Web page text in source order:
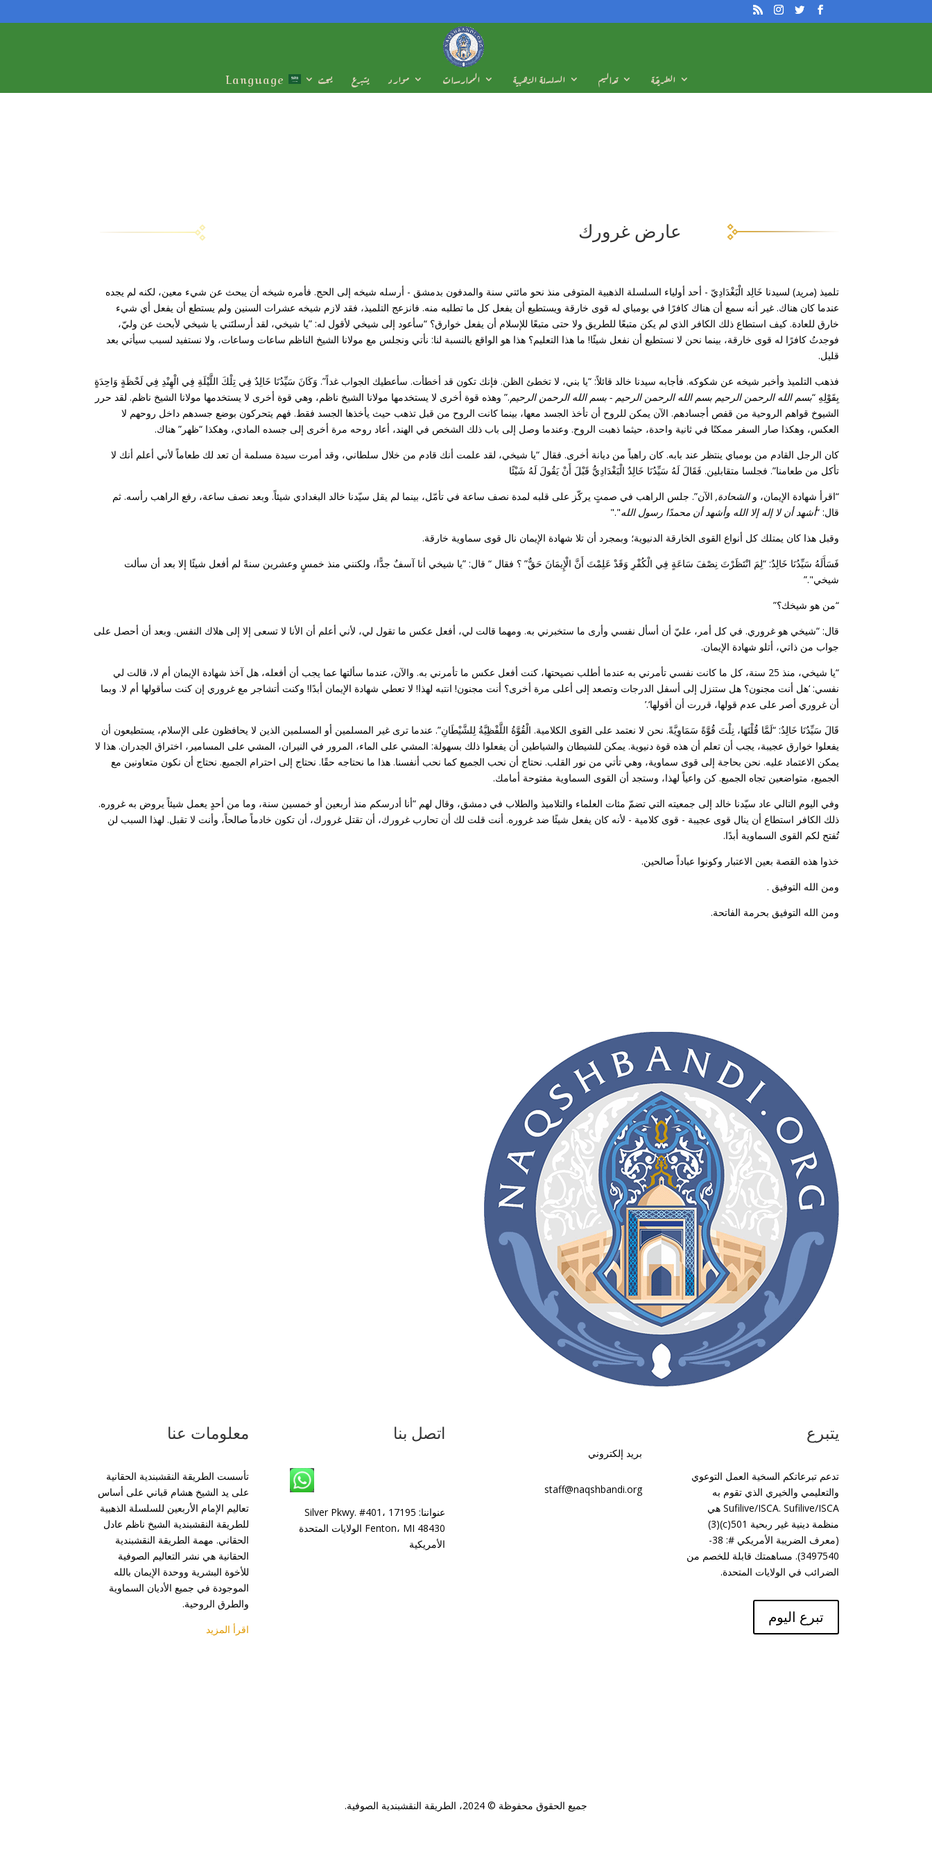
الطريقة تعاليم السلسلة الذهبية الممارسات موارد يتبرع يبحث Language
عارض غرورك
تلميذ (مريد) لسيدنا خَالِد الْبَغْدَادِيّ - أحد أولياء السلسلة الذهبية المتوفى منذ نحو مائتي سنة والمدفون بدمشق - أرسله شيخه إلى الحج. فأمره شيخه أن يبحث عن شيء معين، لكنه لم يجده
عندما كان هناك. غير أنه سمع أن هناك كافرًا في بومباي له قوى خارقة ويستطيع أن يفعل كل ما تطلبه منه. فانزعج التلميذ، فقد لازم شيخه عشرات السنين ولم يستطع أن يفعل أي شيء
خارق للعادة. كيف استطاع ذلك الكافر الذي لم يكن متبعًا للطريق ولا حتى متبعًا للإسلام أن يفعل خوارق؟ “سأعود إلى شيخي لأقول له: ”يا شيخي، لقد أرسلتَني يا شيخي لأبحث عن وليّ،
فوجدتُ كافرًا له قوى خارقة، بينما نحن لا نستطيع أن نفعل شيئًا! ما هذا التعليم؟ هذا هو الواقع بالنسبة لنا: نأتي ونجلس مع مولانا الشيخ الناظم ساعات وساعات، ولا نستفيد لسبب سيأتي بعد
قليل.
فذهب التلميذ وأخبر شيخه عن شكوكه. فأجابه سيدنا خالد قائلاً: “يا بني، لا تخطئ الظن. فإنك تكون قد أخطأت. سأعطيك الجواب غداً”. وَكَانَ سَيِّدُنَا خَالِدٌ فِي تِلْكَ اللَّيْلَةِ فِي الْهِنْدِ فِي لَحْظَةٍ وَاحِدَةٍ
بِقَوْلِهِ “بسم الله الرحمن الرحيم بسم الله الرحمن الرحيم - بسم الله الرحمن الرحيم.” وهذه قوة أخرى لا يستخدمها مولانا الشيخ ناظم، وهي قوة أخرى لا يستخدمها مولانا الشيخ ناظم. لقد حرر
الشيوخ قواهم الروحية من قفص أجسادهم. الآن يمكن للروح أن تأخذ الجسد معها، بينما كانت الروح من قبل تذهب حيث يأخذها الجسد فقط. فهم يتحركون بوضع جسدهم داخل روحهم لا
العكس، وهكذا صار السفر ممكنًا في ثانية واحدة، حيثما ذهبت الروح. وعندما وصل إلى باب ذلك الشخص في الهند، أعاد روحه مرة أخرى إلى جسده المادي، وهكذا “ظهر” هناك.
كان الرجل القادم من بومباي ينتظر عند بابه. كان راهباً من ديانة أخرى. فقال “يا شيخي، لقد علمت أنك قادم من خلال سلطاني، وقد أمرت سيدة مسلمة أن تعد لك طعاماً لأني أعلم أنك لا
تأكل من طعامنا”. فجلسا متقابلين. فَقَالَ لَهُ سَيِّدُنَا خَالِدٌ الْبَغْدَادِيُّ قَبْلَ أَنْ يَقُولَ لَهُ شَيْئًا
“اقرأ شهادة الإيمان، والشحادة, الآن”. جلس الراهب في صمتٍ يركّز على قلبه لمدة نصف ساعة في تأمّل، بينما لم يقل سيّدنا خالد البغدادي شيئاً. وبعد نصف ساعة، رفع الراهب رأسه. ثم
قال: “أشهد أن لا إله إلا الله وأشهد أن محمدًا رسول الله"."
وقبل هذا كان يمتلك كل أنواع القوى الخارقة الدنيوية؛ وبمجرد أن تلا شهادة الإيمان نال قوى سماوية خارقة.
فَسَأَلَهُ سَيِّدُنَا خَالِدٌ: “لِمَ انْتَظَرْتَ نِصْفَ سَاعَةٍ فِي الْكُفْرِ وَقَدْ عَلِمْتَ أَنَّ الْإِيمَانَ حَقٌّ” ؟ فقال “ قال: ”يا شيخي أنا آسفٌ جدًّا، ولكنني منذ خمسٍ وعشرين سنةً لم أفعل شيئًا إلا بعد أن سألت
شيخي".”
“من هو شيخك؟”
قال: “شيخي هو غروري. في كل أمر، عليّ أن أسأل نفسي وأرى ما ستخبرني به. ومهما قالت لي، أفعل عكس ما تقول لي، لأني أعلم أن الأنا لا تسعى إلا إلى هلاك النفس. وبعد أن أحصل على
جواب من ذاتي، أتلو شهادة الإيمان.
“يا شيخي، منذ 25 سنة، كل ما كانت نفسي تأمرني به عندما أطلب نصيحتها، كنت أفعل عكس ما تأمرني به. والآن، عندما سألتها عما يجب أن أفعله، هل آخذ شهادة الإيمان أم لا، قالت لي
نفسي: ‘هل أنت مجنون؟ هل ستنزل إلى أسفل الدرجات وتصعد إلى أعلى مرة أخرى؟ أنت مجنون! انتبه لهذا! لا تعطي شهادة الإيمان أبدًا! وكنت أتشاجر مع غروري إن كنت سأقولها أم لا. وبما
أن غروري أصر على عدم قولها، قررت أن أقولها‘.’
قَالَ سَيِّدُنَا خَالِدٌ: “لَمَّا قُلْتَهَا، نِلْتَ قُوَّةً سَمَاوِيَّةً. نحن لا نعتمد على القوى الكلامية. الْقُوَّةُ اللَّفْظِيَّةُ لِلشَّيْطَانِ”. عندما ترى غير المسلمين أو المسلمين الذين لا يحافظون على الإسلام، يستطيعون أن
يفعلوا خوارق عجيبة، يجب أن تعلم أن هذه قوة دنيوية. يمكن للشيطان والشياطين أن يفعلوا ذلك بسهولة: المشي على الماء، المرور في النيران، المشي على المسامير، اختراق الجدران. هذا لا
يمكن الاعتماد عليه. نحن بحاجة إلى قوى سماوية، وهي تأتي من نور القلب. نحتاج أن نحب الجميع كما نحب أنفسنا. هذا ما نحتاجه حقًا. نحتاج إلى احترام الجميع. نحتاج أن نكون متعاونين مع
الجميع، متواضعين تجاه الجميع. كن واعياً لهذا، وستجد أن القوى السماوية مفتوحة أمامك.
وفي اليوم التالي عاد سيّدنا خالد إلى جمعيته التي تضمّ مئات العلماء والتلاميذ والطلاب في دمشق، وقال لهم “أنا أدرسكم منذ أربعين أو خمسين سنة، وما من أحدٍ يعمل شيئاً يروض به غروره.
ذلك الكافر استطاع أن ينال قوى عجيبة - قوى كلامية - لأنه كان يفعل شيئًا ضد غروره. أنت قلت لك أن تحارب غرورك، أن تقتل غرورك، أن تكون خادماً صالحاً، وأنت لا تقبل. لهذا السبب لن
تُفتح لكم القوى السماوية أبدًا.
خذوا هذه القصة بعين الاعتبار وكونوا عباداً صالحين.
ومن الله التوفيق .
ومن الله التوفيق بحرمة الفاتحة.
معلومات عنا
تأسست الطريقة النقشبندية الحقانية
على يد الشيخ هشام قباني على أساس
تعاليم الإمام الأربعين للسلسلة الذهبية
للطريقة النقشبندية الشيخ ناظم عادل
الحقاني. مهمة الطريقة النقشبندية
الحقانية هي نشر التعاليم الصوفية
للأخوة البشرية ووحدة الإيمان بالله
الموجودة في جميع الأديان السماوية
والطرق الروحية.
اقرأ المزيد
اتصل بنا
عنواننا: 17195 Silver Pkwy. #401،
Fenton، MI 48430 الولايات المتحدة
الأمريكية
بريد إلكتروني
staff@naqshbandi.org
يتبرع
تدعم تبرعاتكم السخية العمل التوعوي
والتعليمي والخيري الذي تقوم به
Sufilive/ISCA. Sufilive/ISCA هي
منظمة دينية غير ربحية 501(c)(3)
(معرف الضريبة الأمريكي #: 38-
3497540). مساهمتك قابلة للخصم من
الضرائب في الولايات المتحدة.
تبرع اليوم
جميع الحقوق محفوظة © 2024، الطريقة النقشبندية الصوفية.